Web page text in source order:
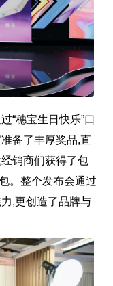
穗宝生日快乐”口
备了丰厚奖品,直
销商们获得了包
。整个发布会通过
,更创造了品牌与